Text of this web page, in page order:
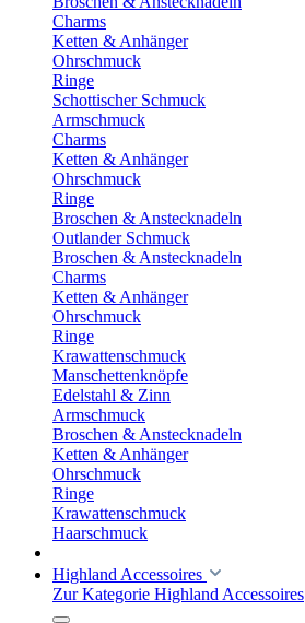
Charms
Ketten & Anhänger
Ohrschmuck
Ringe
Schottischer Schmuck
Armschmuck
Charms
Ketten & Anhänger
Ohrschmuck
Ringe
Broschen & Anstecknadeln
Outlander Schmuck
Broschen & Anstecknadeln
Charms
Ketten & Anhänger
Ohrschmuck
Ringe
Krawattenschmuck
Manschettenknöpfe
Edelstahl & Zinn
Armschmuck
Broschen & Anstecknadeln
Ketten & Anhänger
Ohrschmuck
Ringe
Krawattenschmuck
Haarschmuck
Highland Accessoires
Zur Kategorie Highland Accessoires